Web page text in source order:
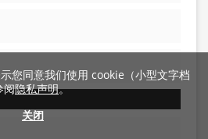
您同意我们使用 cookie（小型文字档
阅隐私声明。
关闭